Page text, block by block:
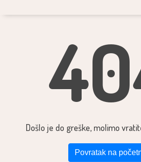
Došlo je do greške, molimo
Povratak na